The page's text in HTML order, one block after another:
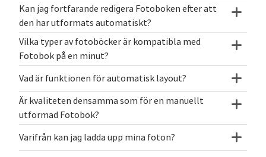
Kan jag fortfarande redigera Fotoboken efter att
den har utformats automatiskt?
Vilka typer av fotoböcker är kompatibla med
Fotobok på en minut?
Vad är funktionen för automatisk layout?
Är kvaliteten densamma som för en manuellt
utformad Fotobok?
Varifrån kan jag ladda upp mina foton?